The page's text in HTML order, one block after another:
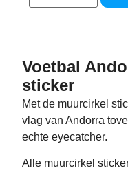
Voetbal
sticker
Met de muurcirkel
vlag van Andorra
echte eyecatcher.
Alle muurcirkel